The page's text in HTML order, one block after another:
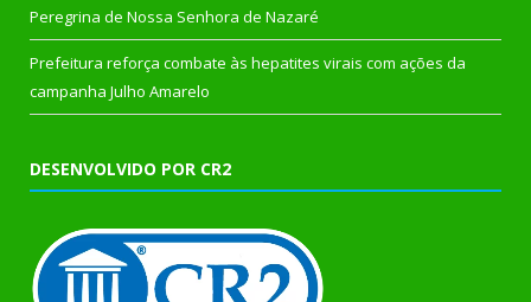
Peregrina de Nossa Senhora de Nazaré
Prefeitura reforça combate às hepatites virais com ações da
campanha Julho Amarelo
DESENVOLVIDO POR CR2